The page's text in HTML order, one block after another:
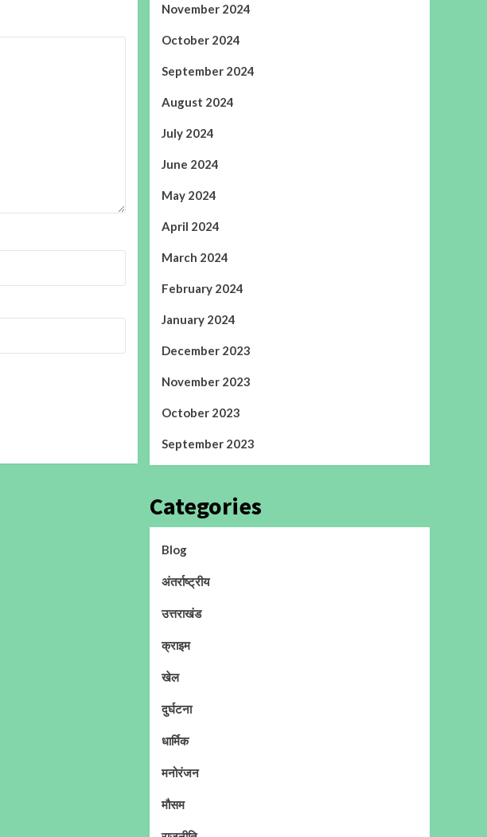
November 2024
October 2024
September 2024
August 2024
July 2024
June 2024
May 2024
April 2024
March 2024
February 2024
January 2024
December 2023
November 2023
October 2023
September 2023
Categories
Blog
अंतर्राष्ट्रीय
उत्तराखंड
क्राइम
खेल
दुर्घटना
धार्मिक
मनोरंजन
मौसम